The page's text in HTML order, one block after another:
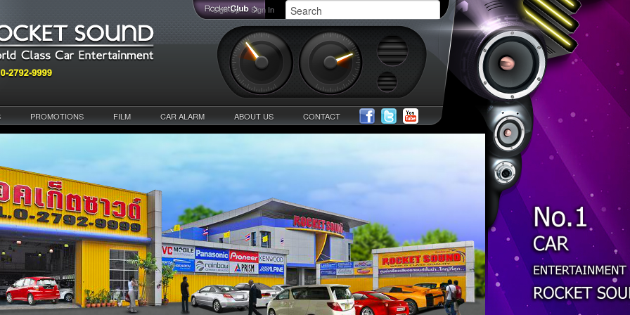
Sign In
Sign Up
PROMOTIONS FILM CAR ALARM ABOUT US CONTACT